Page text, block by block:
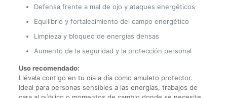
Defensa frente a mal de ojo y ataques energéticos
Equilibrio y fortalecimiento del campo energético
Limpieza y bloqueo de energías densas
Aumento de la seguridad y la protección personal
Uso recomendado:
Llévala contigo en tu día a día como amuleto protector.
Ideal para personas sensibles a las energías, trabajos de